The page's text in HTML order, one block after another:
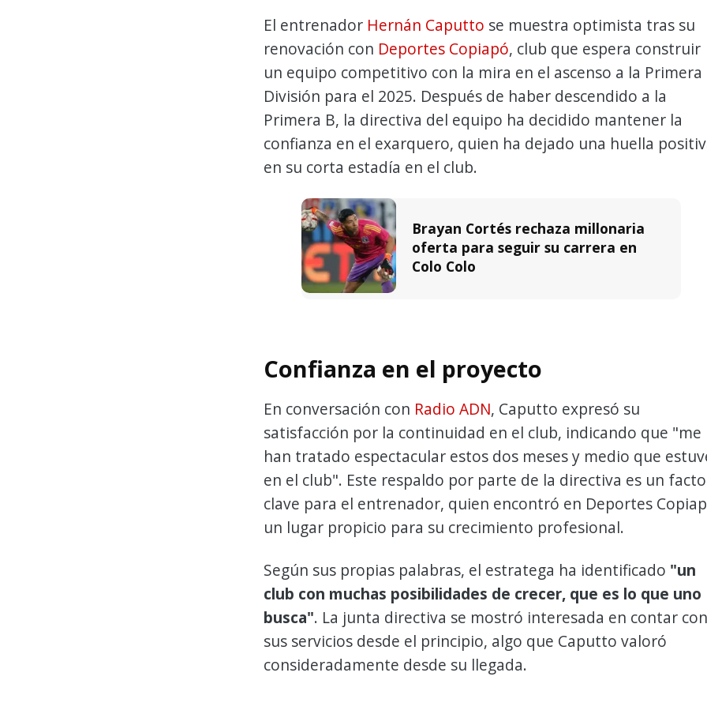
El entrenador Hernán Caputto se muestra optimista tras su
renovación con Deportes Copiapó, club que espera construir
un equipo competitivo con la mira en el ascenso a la Primera
División para el 2025. Después de haber descendido a la
Primera B, la directiva del equipo ha decidido mantener la
confianza en el exarquero, quien ha dejado una huella
en su corta estadía en el club.
Brayan Cortés rechaza millonaria
oferta para seguir su carrera en
Colo Colo
Confianza en el proyecto
En conversación con Radio ADN, Caputto expresó su
satisfacción por la continuidad en el club, indicando que "me
han tratado espectacular estos dos meses y medio que
en el club". Este respaldo por parte de la directiva es un
clave para el entrenador, quien encontró en Deportes
un lugar propicio para su crecimiento profesional.
Según sus propias palabras, el estratega ha identificado "un
club con muchas posibilidades de crecer, que es lo que uno
busca". La junta directiva se mostró interesada en contar con
sus servicios desde el principio, algo que Caputto valoró
consideradamente desde su llegada.